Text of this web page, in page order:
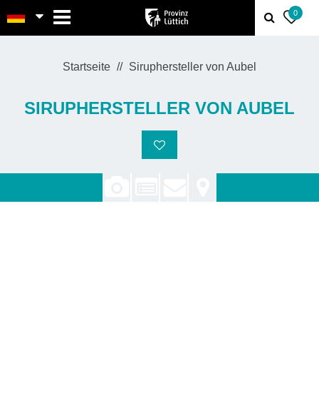
0
Startseite Siruphersteller von Aubel
SIRUPHERSTELLER VON AUBEL